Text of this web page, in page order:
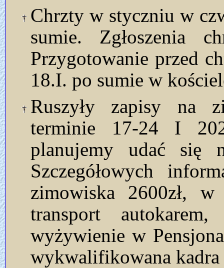
Chrzty w styczniu w
sumie. Zgłoszenia
Przygotowanie przed
18.I. po sumie w
Ruszyły zapisy na
terminie 17-24 I
planujemy udać się
Szczegółowych
zimowiska 2600zł,
transport
wyżywienie w
wykwalifikowana